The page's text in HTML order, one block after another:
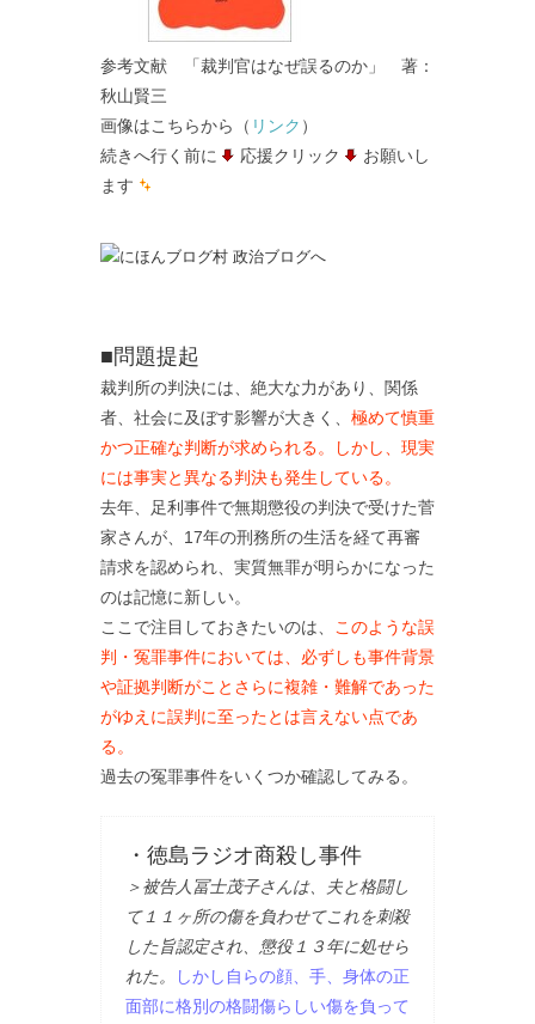
参考文献 「裁判官はなぜ誤るのか」 著：
秋山賢三
画像はこちらから（ リンク ）
続きへ行く前に
応援クリック
お願いし
ます
■問題提起
裁判所の判決には、絶大な力があり、関係
者、社会に及ぼす影響が大きく、 極めて慎重
かつ正確な判断が求められる。しかし、現実
には事実と異なる判決も発生している。
去年、足利事件で無期懲役の判決で受けた菅
家さんが、17年の刑務所の生活を経て再審
請求を認められ、実質無罪が明らかになった
のは記憶に新しい。
ここで注目しておきたいのは、
このような誤
判・冤罪事件においては、必ずしも事件背景
や証拠判断がことさらに複雑・難解であった
がゆえに誤判に至ったとは言えない点であ
る。
過去の冤罪事件をいくつか確認してみる。
・徳島ラジオ商殺し事件
＞被告人冨士茂子さんは、夫と格闘し
て１１ヶ所の傷を負わせてこれを刺殺
した旨認定され、懲役１３年に処せら
れた。
しかし自らの顔、手、身体の正
面部に格別の格闘傷らしい傷を負って